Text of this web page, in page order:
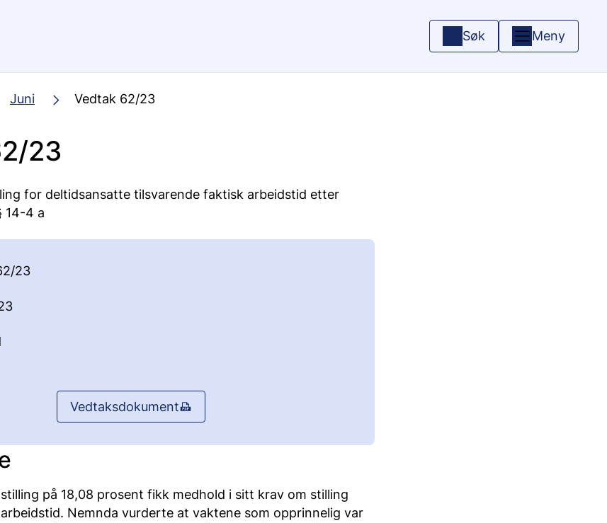
Søk Meny
Juni Vedtak 62/23
23
for deltidsansatte tilsvarende faktisk arbeidstid etter
14-4 a
23
Vedtaksdokument
på 18,08 prosent fikk medhold i sitt krav om stilling
Nemnda vurderte at vaktene som opprinnelig var